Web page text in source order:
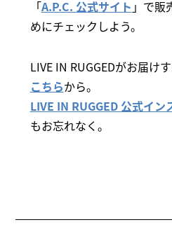
「A.P.C. 公式サイト 」で販
めにチェックしよう。
LIVE IN RUGGEDがお届け
こちらから。
LIVE IN RUGGED 公式イン
もお忘れなく。